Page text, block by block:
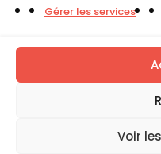
Gérer les services
Voir
5, Rue Ambroise
95195 BP30523
Goussainville
0033(0)1 34 04